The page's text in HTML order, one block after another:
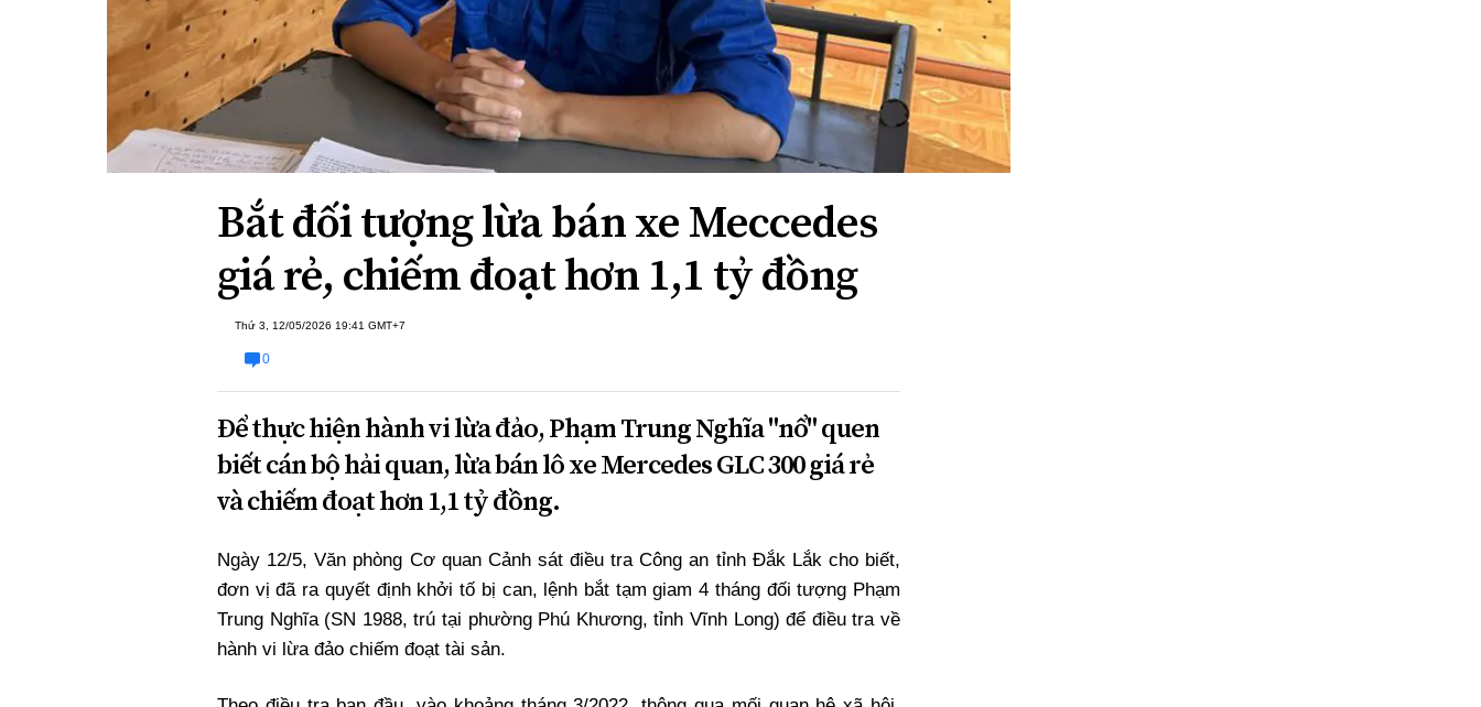
Xi nhan Trái Phải
Bạn đọc viết
Bắt đối tượng lừa bán xe Meccedes
giá rẻ, chiếm đoạt hơn 1,1 tỷ đồng
Thứ 3, 12/05/2026 19:41 GMT+7
0
Để thực hiện hành vi lừa đảo, Phạm Trung Nghĩa "nổ" quen
biết cán bộ hải quan, lừa bán lô xe Mercedes GLC 300 giá rẻ
và chiếm đoạt hơn 1,1 tỷ đồng.
Ngày 12/5, Văn phòng Cơ quan Cảnh sát điều tra Công an tỉnh Đắk Lắk cho biết,
đơn vị đã ra quyết định khởi tố bị can, lệnh bắt tạm giam 4 tháng đối tượng Phạm
Trung Nghĩa (SN 1988, trú tại phường Phú Khương, tỉnh Vĩnh Long) để điều tra về
hành vi lừa đảo chiếm đoạt tài sản.